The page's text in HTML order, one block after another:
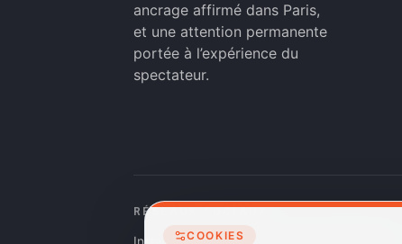
ancrage affirmé dans Paris,
et une attention permanente
portée à l’expérience du
spectateur.
RÉSEAUX SOCIAUX
Instagram Facebook
COOKIES